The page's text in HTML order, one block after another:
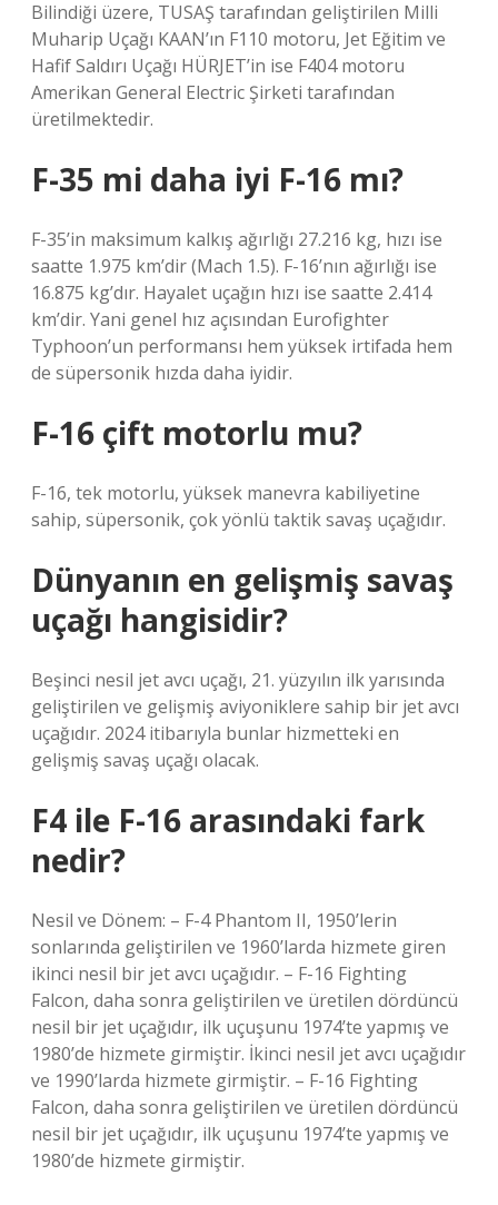
Bilindiği üzere, TUSAŞ tarafından geliştirilen Milli
Muharip Uçağı KAAN’ın F110 motoru, Jet Eğitim ve
Hafif Saldırı Uçağı HÜRJET’in ise F404 motoru
Amerikan General Electric Şirketi tarafından
üretilmektedir.
F-35 mi daha iyi F-16 mı?
F-35’in maksimum kalkış ağırlığı 27.216 kg, hızı ise
saatte 1.975 km’dir (Mach 1.5). F-16’nın ağırlığı ise
16.875 kg’dır. Hayalet uçağın hızı ise saatte 2.414
km’dir. Yani genel hız açısından Eurofighter
Typhoon’un performansı hem yüksek irtifada hem
de süpersonik hızda daha iyidir.
F-16 çift motorlu mu?
F-16, tek motorlu, yüksek manevra kabiliyetine
sahip, süpersonik, çok yönlü taktik savaş uçağıdır.
Dünyanın en gelişmiş savaş
uçağı hangisidir?
Beşinci nesil jet avcı uçağı, 21. yüzyılın ilk yarısında
geliştirilen ve gelişmiş aviyoniklere sahip bir jet avcı
uçağıdır. 2024 itibarıyla bunlar hizmetteki en
gelişmiş savaş uçağı olacak.
F4 ile F-16 arasındaki fark
nedir?
Nesil ve Dönem: – F-4 Phantom II, 1950’lerin
sonlarında geliştirilen ve 1960’larda hizmete giren
ikinci nesil bir jet avcı uçağıdır. – F-16 Fighting
Falcon, daha sonra geliştirilen ve üretilen dördüncü
nesil bir jet uçağıdır, ilk uçuşunu 1974’te yapmış ve
1980’de hizmete girmiştir. İkinci nesil jet avcı uçağıdır
ve 1990’larda hizmete girmiştir. – F-16 Fighting
Falcon, daha sonra geliştirilen ve üretilen dördüncü
nesil bir jet uçağıdır, ilk uçuşunu 1974’te yapmış ve
1980’de hizmete girmiştir.